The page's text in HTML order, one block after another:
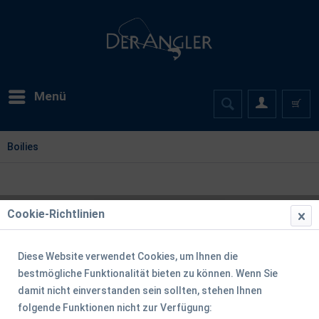
Menü
Boilies
Cookie-Richtlinien
Diese Website verwendet Cookies, um Ihnen die
bestmögliche Funktionalität bieten zu können. Wenn Sie
damit nicht einverstanden sein sollten, stehen Ihnen
folgende Funktionen nicht zur Verfügung: